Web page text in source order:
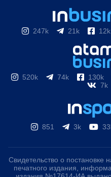
21k 12k
520k 74k 130k
7k